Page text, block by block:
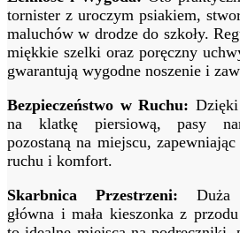
tornister z uroczym psiakiem,
maluchów w drodze do szkoły.
miękkie szelki oraz poręczny
gwarantują wygodne noszenie i
Bezpieczeństwo w Ruchu:
na klatkę piersiową, pasy
pozostaną na miejscu, zapewniając
ruchu i komfort.
Skarbnica Przestrzeni: Duża
główna i mała kieszonka z